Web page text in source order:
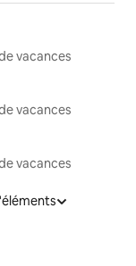
vacances
vacances
vacances